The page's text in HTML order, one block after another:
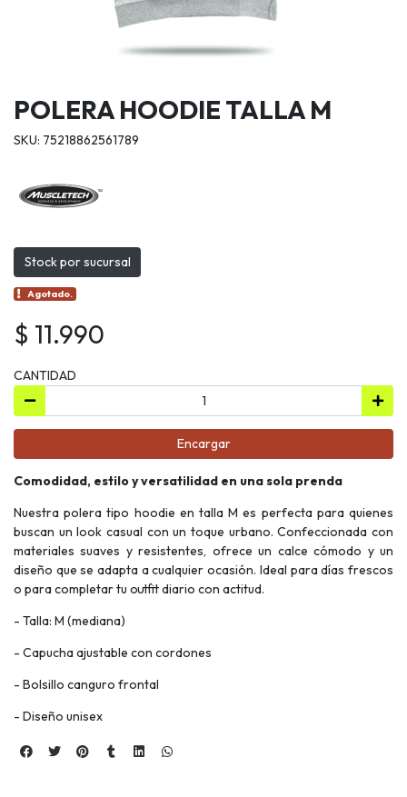
POLERA HOODIE TALLA M
SKU: 75218862561789
Stock por sucursal
Agotado.
$ 11.990
CANTIDAD
Encargar
Comodidad, estilo y versatilidad en una sola prenda
Nuestra polera tipo hoodie en talla M es perfecta para quienes
buscan un look casual con un toque urbano. Confeccionada con
materiales suaves y resistentes, ofrece un calce cómodo y un
diseño que se adapta a cualquier ocasión. Ideal para días frescos
o para completar tu outfit diario con actitud.
- Talla: M (mediana)
- Capucha ajustable con cordones
- Bolsillo canguro frontal
- Diseño unisex